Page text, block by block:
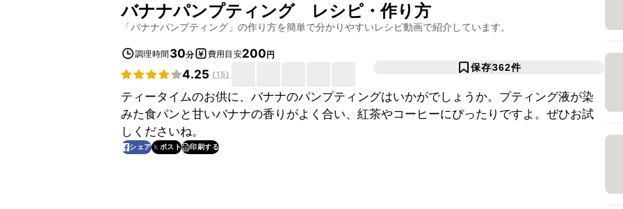
バナナパンプティングレシピ・作り方
「バナナパンプティング 」の作り方を簡単で分かりやすいレシピ動画で紹介しています。
調理時間 30分 費用目安200円
4.25 (15)
保存362件
ティータイムのお供に、バナナのパンプティングはいかがでしょうか。プティング液が染
みた食パンと甘いバナナの香りがよく合い、紅茶やコーヒーにぴったりですよ。ぜひお試
しくださいね。
シェア ポスト 印刷する